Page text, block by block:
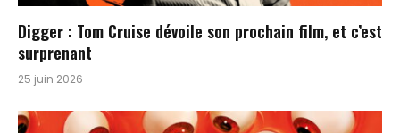
Digger : Tom Cruise dévoile son prochain film, et c’est
surprenant
25 juin 2026